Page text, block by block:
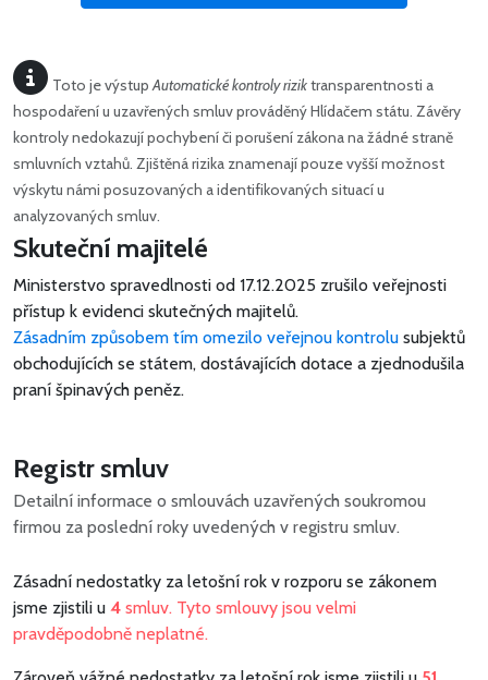
Toto je výstupAutomatické kontroly riziktransparentnosti a
hospodaření u uzavřených smluv prováděný Hlídačem státu. Závěry
kontroly nedokazují pochybení či porušení zákona na žádné straně
smluvních vztahů. Zjištěná rizika znamenají pouze vyšší možnost
výskytu námi posuzovaných a identifikovaných situací u
analyzovaných smluv.
Skuteční majitelé
Ministerstvo spravedlnosti od 17.12.2025 zrušilo veřejnosti
přístup k evidenci skutečných majitelů.
Zásadním způsobem tím omezilo veřejnou kontrolu subjektů
obchodujících se státem, dostávajících dotace a zjednodušila
praní špinavých peněz.
Registr smluv
Detailní informace o smlouvách uzavřených soukromou
firmou za poslední roky uvedených v registru smluv.
Zásadní nedostatky za letošní rok v rozporu se zákonem
jsme zjistili u 4 smluv. Tyto smlouvy jsou velmi
pravděpodobně neplatné.